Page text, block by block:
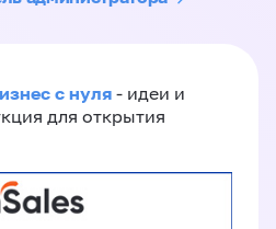
с нуля - идеи и
для открытия